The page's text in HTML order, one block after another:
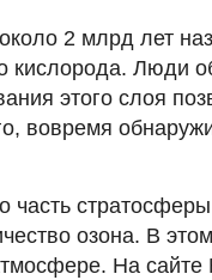
2 млрд лет
кислорода. Люди
этого слоя
вовремя
часть
озона. В
На